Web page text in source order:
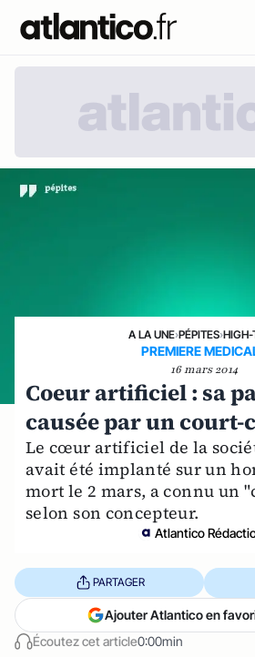
A LA UNE›PÉPITES›HIGH-
PREMIERE
16 mars 2014
Coeur artificiel : sa
causée par un
Le cœur artificiel de la
avait été implanté sur un
mort le 2 mars, a connu un
selon son concepteur.
Atlantico
Écoutez cet article0:00min
PARTAGER
Ajouter Atlantico en